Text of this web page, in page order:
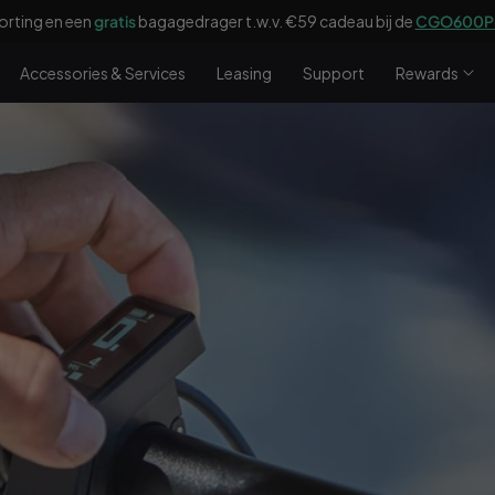
CGO800S|Pluskrijg je nu€100korting en eengratis voordrager
Accessories & Services Leasing Support Rewards